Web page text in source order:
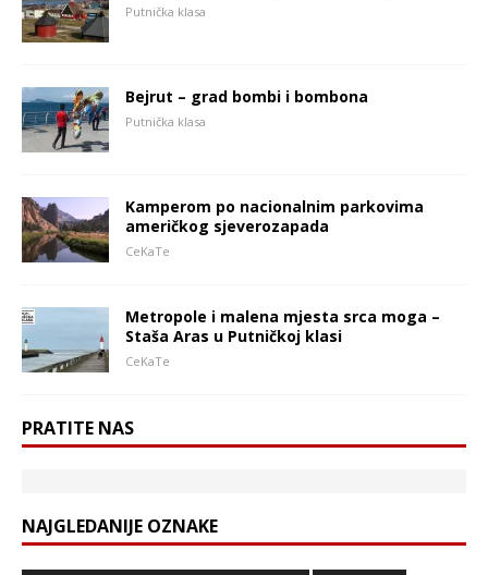
Putnička klasa
Bejrut – grad bombi i bombona
Putnička klasa
Kamperom po nacionalnim parkovima
američkog sjeverozapada
CeKaTe
Metropole i malena mjesta srca moga –
Staša Aras u Putničkoj klasi
CeKaTe
PRATITE NAS
NAJGLEDANIJE OZNAKE